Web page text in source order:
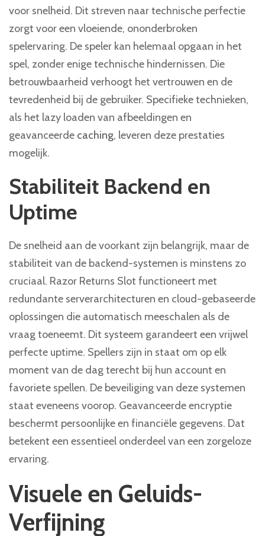
voor snelheid. Dit streven naar technische perfectie
zorgt voor een vloeiende, ononderbroken
spelervaring. De speler kan helemaal opgaan in het
spel, zonder enige technische hindernissen. Die
betrouwbaarheid verhoogt het vertrouwen en de
tevredenheid bij de gebruiker. Specifieke technieken,
als het lazy loaden van afbeeldingen en
geavanceerde caching, leveren deze prestaties
mogelijk.
Stabiliteit Backend en
Uptime
De snelheid aan de voorkant zijn belangrijk, maar de
stabiliteit van de backend-systemen is minstens zo
cruciaal. Razor Returns Slot functioneert met
redundante serverarchitecturen en cloud-gebaseerde
oplossingen die automatisch meeschalen als de
vraag toeneemt. Dit systeem garandeert een vrijwel
perfecte uptime. Spellers zijn in staat om op elk
moment van de dag terecht bij hun account en
favoriete spellen. De beveiliging van deze systemen
staat eveneens voorop. Geavanceerde encryptie
beschermt persoonlijke en financiële gegevens. Dat
betekent een essentieel onderdeel van een zorgeloze
ervaring.
Visuele en Geluids-
Verfijning